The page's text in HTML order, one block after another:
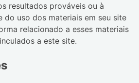
resultados prováveis ​​ou à
do uso dos materiais em seu site
relacionado a esses materiais
a este site.